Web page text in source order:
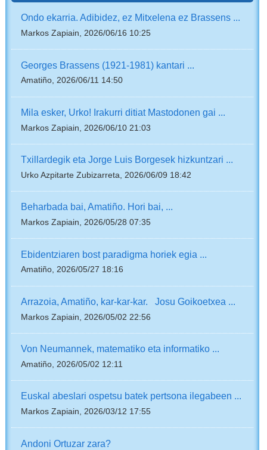
Ondo ekarria. Adibidez, ez Mitxelena ez Brassens ...
Markos Zapiain, 2026/06/16 10:25
Georges Brassens (1921-1981) kantari ...
Amatiño, 2026/06/11 14:50
Mila esker, Urko! Irakurri ditiat Mastodonen gai ...
Markos Zapiain, 2026/06/10 21:03
Txillardegik eta Jorge Luis Borgesek hizkuntzari ...
Urko Azpitarte Zubizarreta, 2026/06/09 18:42
Beharbada bai, Amatiño. Hori bai, ...
Markos Zapiain, 2026/05/28 07:35
Ebidentziaren bost paradigma horiek egia ...
Amatiño, 2026/05/27 18:16
Arrazoia, Amatiño, kar-kar-kar. Josu Goikoetxea ...
Markos Zapiain, 2026/05/02 22:56
Von Neumannek, matematiko eta informatiko ...
Amatiño, 2026/05/02 12:11
Euskal abeslari ospetsu batek pertsona ilegabeen ...
Markos Zapiain, 2026/03/12 17:55
Andoni Ortuzar zara?